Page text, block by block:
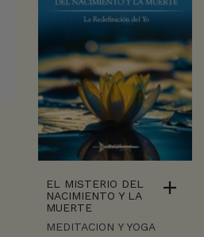
EL MISTERIO DEL
NACIMIENTO Y LA
MUERTE
MEDITACION Y YOGA